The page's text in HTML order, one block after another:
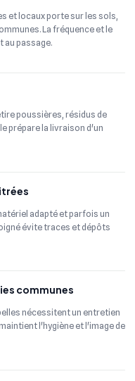
et locaux porte sur les sols,
La fréquence et le
au passage.
poussières, résidus de
prépare la livraison d'un
adapté et parfois un
évite traces et dépôts
communes
nécessitent un entretien
l'hygiène et l'image de